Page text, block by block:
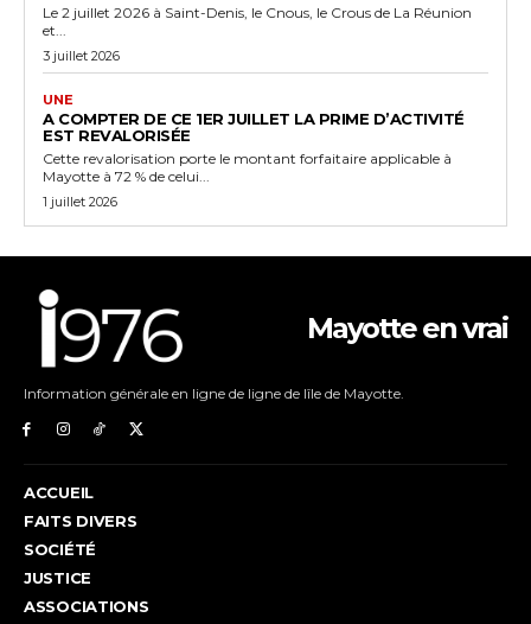
Le 2 juillet 2026 à Saint-Denis, le Cnous, le Crous de La Réunion
et...
3 juillet 2026
UNE
A COMPTER DE CE 1ER JUILLET LA PRIME D’ACTIVITÉ
EST REVALORISÉE
Cette revalorisation porte le montant forfaitaire applicable à
Mayotte à 72 % de celui...
1 juillet 2026
Mayotte en vrai
Information générale en ligne de ligne de lîle de Mayotte.
ACCUEIL
FAITS DIVERS
SOCIÉTÉ
JUSTICE
ASSOCIATIONS